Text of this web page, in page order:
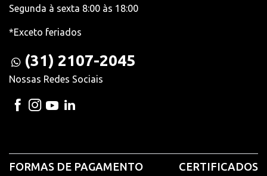
Segunda à sexta 8:00 às 18:00
*Exceto feriados
(31) 2107-2045
Nossas Redes Sociais
FORMAS DE PAGAMENTO CERTIFICADOS